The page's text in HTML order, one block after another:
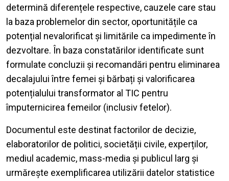
determină diferențele respective, cauzele care stau
la baza problemelor din sector, oportunitățile ca
potențial nevalorificat și limitările ca impedimente în
dezvoltare. În baza constatărilor identificate sunt
formulate concluzii și recomandări pentru eliminarea
decalajului între femei și bărbați și valorificarea
potențialului transformator al TIC pentru
împuternicirea femeilor (inclusiv fetelor).
Documentul este destinat factorilor de decizie,
elaboratorilor de politici, societății civile, experților,
mediul academic, mass-media și publicul larg și
urmărește exemplificarea utilizării datelor statistice